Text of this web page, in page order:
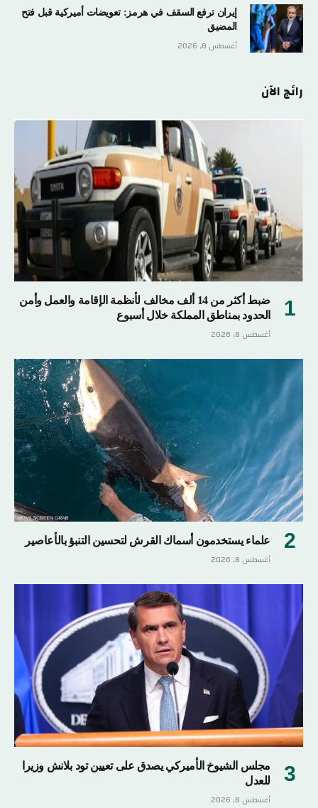
إيران ترفع السقف في هرمز: تعويضات أميركية قبل فتح
المضيق
أغسطس 8, 2026
رائج الآن
ضبط أكثر من 14 ألف مخالف لأنظمة الإقامة والعمل وأمن
الحدود بمناطق المملكة خلال أسبوع
أغسطس 8, 2026
علماء يستخدمون أسماك القرش لتحسين التنبؤ بالأعاصير
أغسطس 8, 2026
مجلس الشيوخ الأميركي يصدق على تعيين تود بلانش وزيرا
للعدل
أغسطس 8, 2026